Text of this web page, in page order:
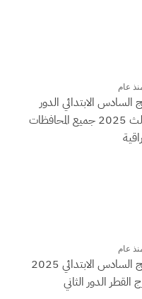
عام
السادس الابتدائي الدور
الثالث 2025 جميع المحافظات
عام
نتائج السادس الابتدائي 2025
القطر الدور الثاني